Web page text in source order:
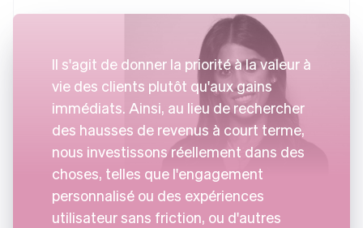
Il s'agit de donner la priorité à la valeur à
vie des clients plutôt qu'aux gains
immédiats. Ainsi, au lieu de rechercher
des hausses de revenus à court terme,
nous investissons réellement dans des
choses, telles que l'engagement
personnalisé ou des expériences
utilisateur sans friction, ou d'autres